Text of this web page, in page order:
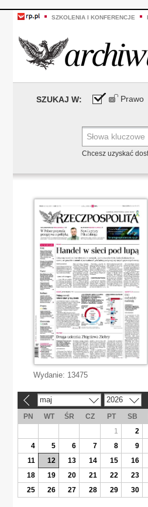
SZKOLENIA I KONFERENCJE
SZUKAJ W: Prawo
Chcesz uzyskać
Wydanie: 13475
maj 2026
PN WT ŚR CZ PT SB
1
2
4
5 6 7 8 9
11
12 13 14 15 16
18
19 20 21 22 23
25
26 27 28 29 30